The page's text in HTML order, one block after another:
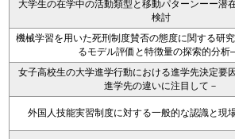
大学生の在学中の活動類型と移動パターンーー潜
検討
機械学習を用いた死刑制度賛否の態度に関する研
るモデル評価と特徴量の探索的分
女子高校生の大学進学行動における進学先決定要
進学先の違いに注目して－
外国人技能実習制度に対する一般的な認識と現